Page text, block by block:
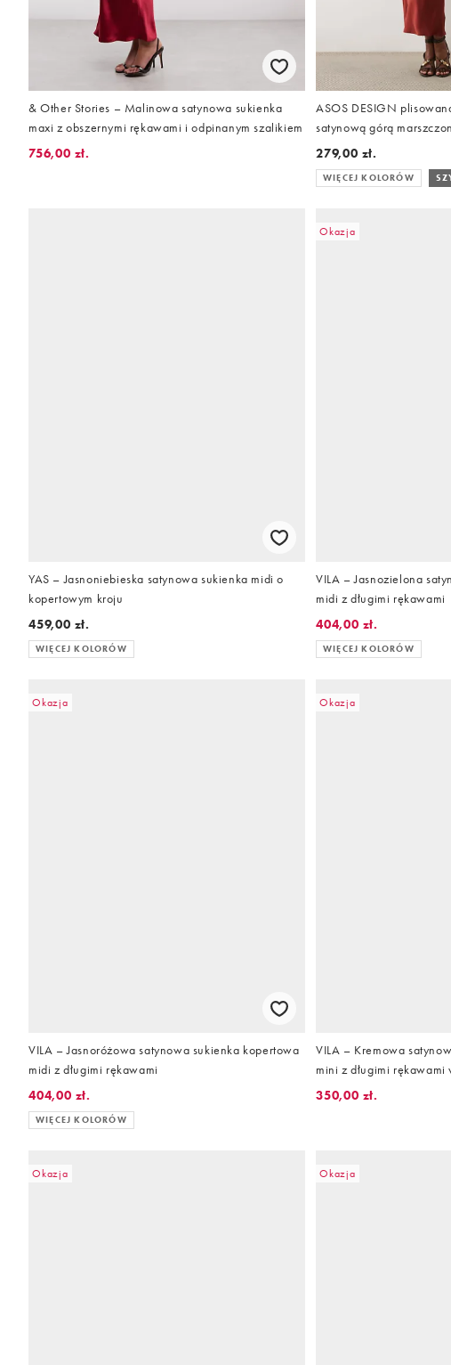
& Other Stories – Malinowa satynowa sukienka
maxi z obszernymi rękawami i odpinanym szalikiem
756,00 zł.
ASOS DESIGN
satynową górą
terakoty
279,00 zł.
WIĘCEJ KOLORÓW
YAS – Jasnoniebieska satynowa sukienka midi o
kopertowym kroju
459,00 zł.
WIĘCEJ KOLORÓW
Okazja
VILA – Jasnozielona
midi z długimi rękawami
404,00 zł.
WIĘCEJ KOLORÓW
Okazja
VILA – Jasnoróżowa satynowa sukienka kopertowa
midi z długimi rękawami
404,00 zł.
WIĘCEJ KOLORÓW
Okazja
VILA – Kremowa
mini z długimi rękawami
350,00 zł.
Okazja Okazja